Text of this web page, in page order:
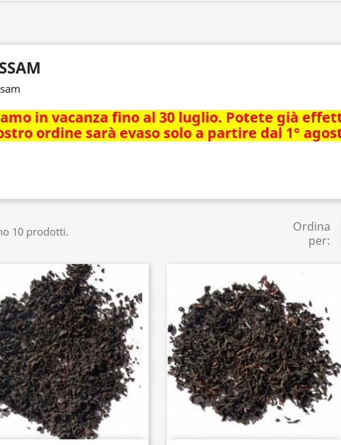
in vacanza fino al 30 luglio. Potete già
ordine sarà evaso solo a partire dal 1°
10 prodotti.
Ordina
per: